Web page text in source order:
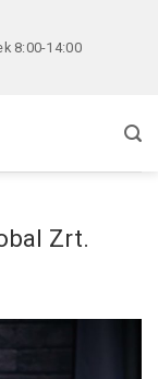
8:00-14:00
Zrt.